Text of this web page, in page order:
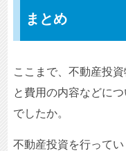
まとめ
ここまで、不動産投
と費用の内容などに
でしたか。
不動産投資を行って